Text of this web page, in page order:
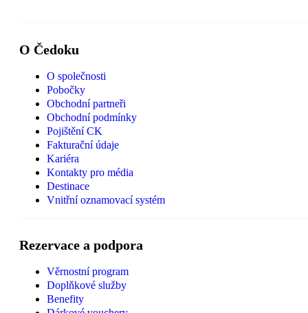
O Čedoku
O společnosti
Pobočky
Obchodní partneři
Obchodní podmínky
Pojištění CK
Fakturační údaje
Kariéra
Kontakty pro média
Destinace
Vnitřní oznamovací systém
Rezervace a podpora
Věrnostní program
Doplňkové služby
Benefity